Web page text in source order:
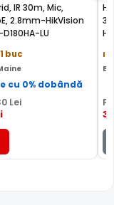
retras pentru a
IR 30m, Mic,
2.8mm-HikVision
LU
buc
cu 0% dobândă
Lei
In